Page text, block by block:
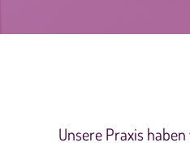
Unsere Praxis